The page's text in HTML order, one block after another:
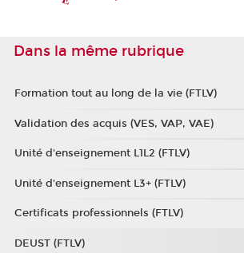
Dans la même rubrique
Formation tout au long de la vie (FTLV)
Validation des acquis (VES, VAP, VAE)
Unité d'enseignement L1L2 (FTLV)
Unité d'enseignement L3+ (FTLV)
Certificats professionnels (FTLV)
DEUST (FTLV)